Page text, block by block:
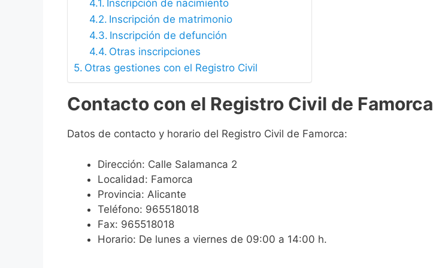
Inscripción de nacimiento
Inscripción de matrimonio
Inscripción de defunción
Otras inscripciones
Otras gestiones con el Registro Civil
Contacto con el Registro Civil de Famorca
Datos de contacto y horario del Registro Civil de Famorca:
Dirección: Calle Salamanca 2
Localidad: Famorca
Provincia: Alicante
Teléfono: 965518018
Fax: 965518018
Horario: De lunes a viernes de 09:00 a 14:00 h.